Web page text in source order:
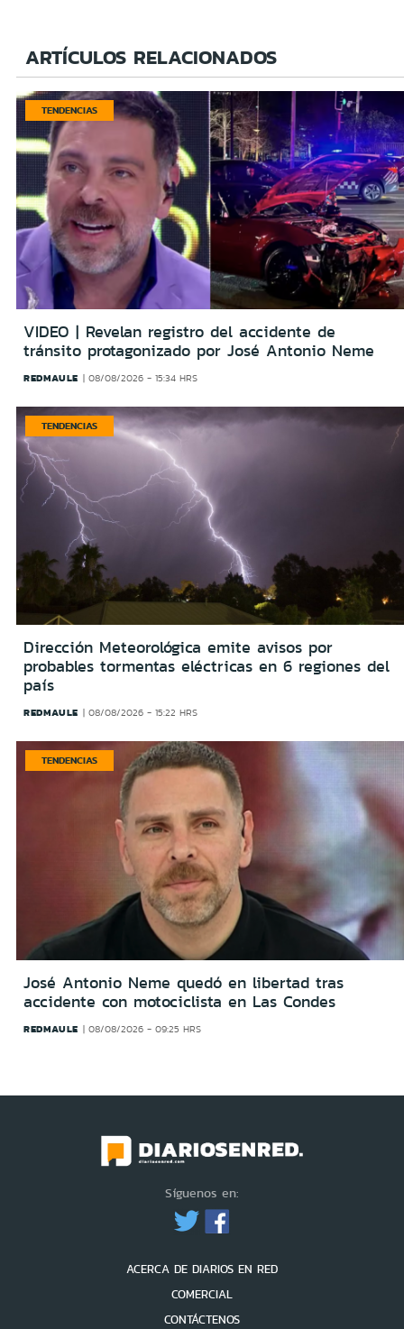
ARTÍCULOS RELACIONADOS
TENDENCIAS
VIDEO | Revelan registro del accidente de
tránsito protagonizado por José Antonio Neme
REDMAULE 08/08/2026 - 15:34 HRS
TENDENCIAS
Dirección Meteorológica emite avisos por
probables tormentas eléctricas en 6 regiones del
país
REDMAULE 08/08/2026 - 15:22 HRS
TENDENCIAS
José Antonio Neme quedó en libertad tras
accidente con motociclista en Las Condes
REDMAULE 08/08/2026 - 09:25 HRS
Síguenos en:
ACERCA DE DIARIOS EN RED
COMERCIAL
CONTÁCTENOS